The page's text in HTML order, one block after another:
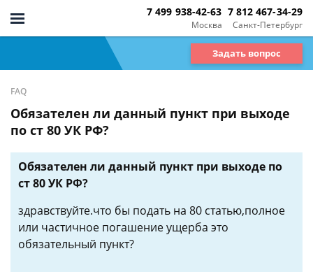
Москва
7 499 938-42-63
Санкт-Петербург
7 812 467-34-29
Задать вопрос
FAQ
Обязателен ли данный пункт при выходе
по ст 80 УК РФ?
Обязателен ли данный пункт при выходе по
ст 80 УК РФ?
здравствуйте.что бы подать на 80 статью,полное
или частичное погашение ущерба это
обязательный пункт?